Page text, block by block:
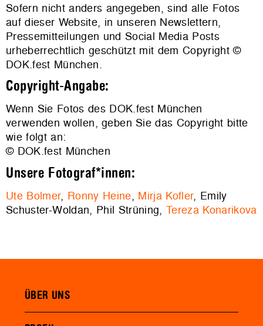
Sofern nicht anders angegeben, sind alle Fotos
auf dieser Website, in unseren Newslettern,
Pressemitteilungen und Social Media Posts
urheberrechtlich geschützt mit dem Copyright ©
DOK.fest München.
Copyright-Angabe:
Wenn Sie Fotos des DOK.fest München
verwenden wollen, geben Sie das Copyright bitte
wie folgt an:
© DOK.fest München
Unsere Fotograf*innen:
Ute Bolmer, Ronny Heine, Mirja Kofler, Emily
Schuster-Woldan, Phil Strüning, Tereza Konarikova
ÜBER UNS